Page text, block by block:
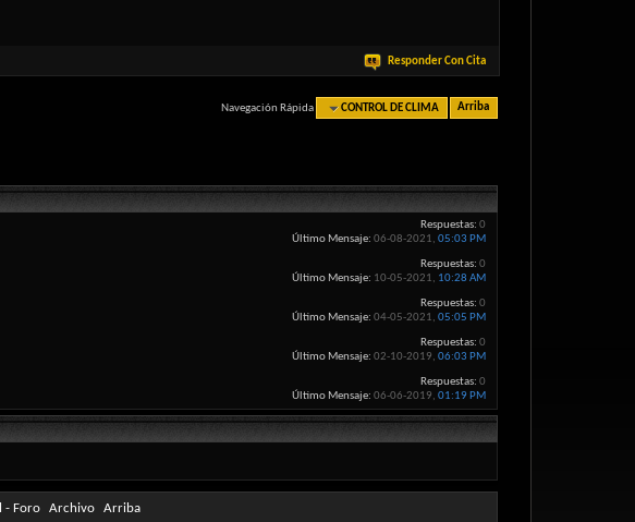
Responder Con Cita
Navegación Rápida CONTROL DE CLIMA Arriba
Respuestas: 0
Último Mensaje: 06-08-2021, 05:03 PM
Respuestas: 0
Último Mensaje: 10-05-2021, 10:28 AM
Respuestas: 0
Último Mensaje: 04-05-2021, 05:05 PM
Respuestas: 0
Último Mensaje: 02-10-2019, 06:03 PM
Respuestas: 0
Último Mensaje: 06-06-2019, 01:19 PM
- Foro Archivo Arriba